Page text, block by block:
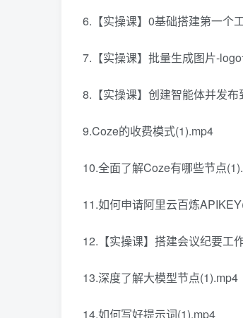
6.【实操课】0基础搭建第一个
7.【实操课】批量生成图片-
8.【实操课】创建智能体并发
9.Coze的收费模式(1).mp4
10.全面了解Coze有哪些节点
11.如何申请阿里云百炼
12.【实操课】搭建会议纪要工
13.深度了解大模型节点(1).mp4
14,如何写好提示词(1).mp4